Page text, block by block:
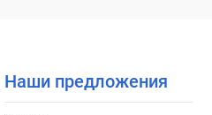
Наши предложения